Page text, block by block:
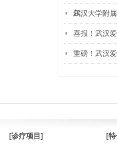
尔…
武汉大学附
喜报！武汉
重磅！武汉
[诊疗项目]
[